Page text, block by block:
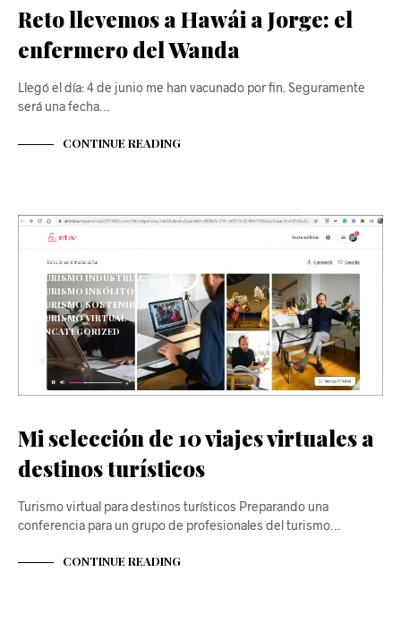
Reto llevemos a Hawái a Jorge: el
enfermero del Wanda
Llegó el día: 4 de junio me han vacunado por fin. Seguramente
será una fecha…
CONTINUE READING
OCIO EXPERIENCIAL
TURISMO EXPERIENCIAL
TURISMO INDUSTRIAL
TURISMO INSÓLITO
TURISMO SOSTENIBLE
TURISMO VIRTUAL
UNCATEGORIZED
Mi selección de 10 viajes virtuales a
destinos turísticos
Turismo virtual para destinos turísticos Preparando una
conferencia para un grupo de profesionales del turismo…
CONTINUE READING